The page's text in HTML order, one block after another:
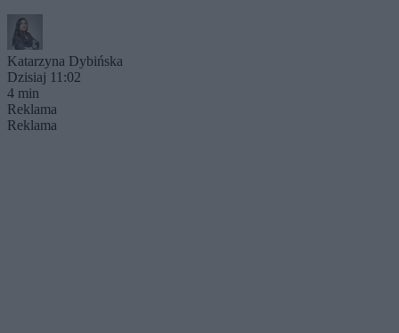
Katarzyna Dybińska
Dzisiaj 11:02
4 min
Reklama
Reklama